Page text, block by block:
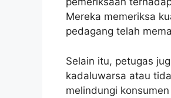
Mereka memeriksa
pedagang telah
Selain itu, petugas
kadaluwarsa atau
melindungi